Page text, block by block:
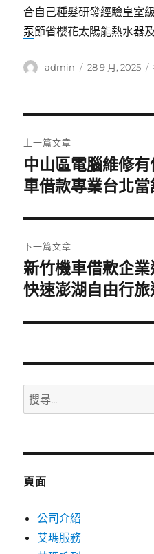
合自己種髮研發經驗皇室
泵節省櫻花太陽能熱水器
作
admin
發
28 9 月, 2025
章
導
覽
上一篇文章
上
一
文
章:
中山區電腦維修
車借款專業台北當
下一篇文章
下
一
文
新竹機車借款企
快速澎湖自由行旅
搜
尋
鍵
頁面
公司介紹
艾瑪服務